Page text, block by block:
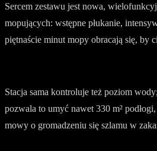
Sercem zestawu jest nowa,
mopujących: wstępne płukanie,
piętnaście minut mopy obracają się, by
Stacja sama kontroluje też poziom
pozwala to umyć nawet 330 m²
mowy o gromadzeniu się szlamu w